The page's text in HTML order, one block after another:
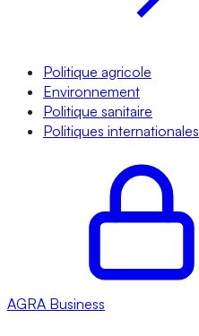
Politique agricole
Environnement
Politique sanitaire
Politiques internationales
AGRA Business